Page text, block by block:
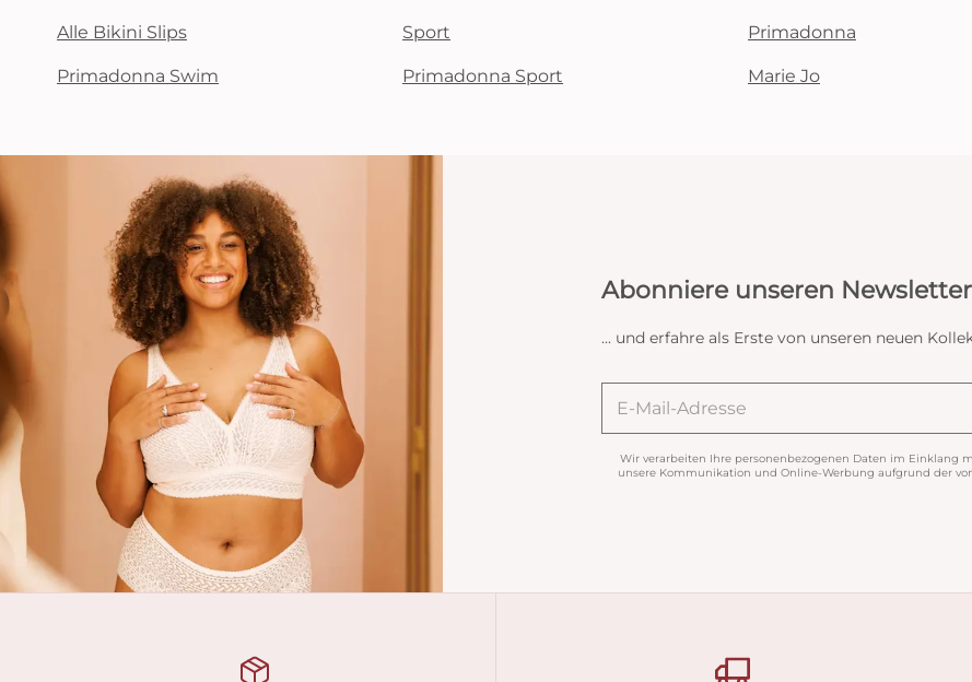
Alle Bikini Slips Sport Primadonna
Primadonna Swim Primadonna Sport Marie Jo
Abonniere unseren
... und erfahre als Erste von unseren neuen
Wir verarbeiten Ihre personenbezogenen Daten im Einklang
unsere Kommunikation und Online-Werbung aufgrund der